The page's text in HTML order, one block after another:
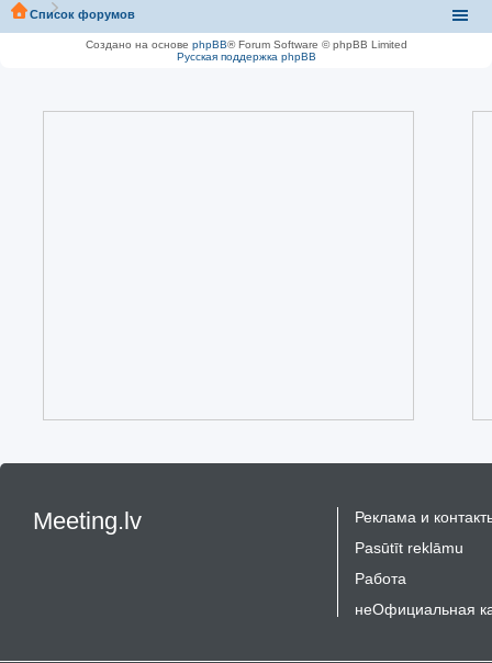
Список форумов
Создано на основе phpBB® Forum Software © phpBB Limited
Русская поддержка phpBB
Meeting.lv
Реклама и
Pasūtīt reklāmu
Работа
неОфициальная